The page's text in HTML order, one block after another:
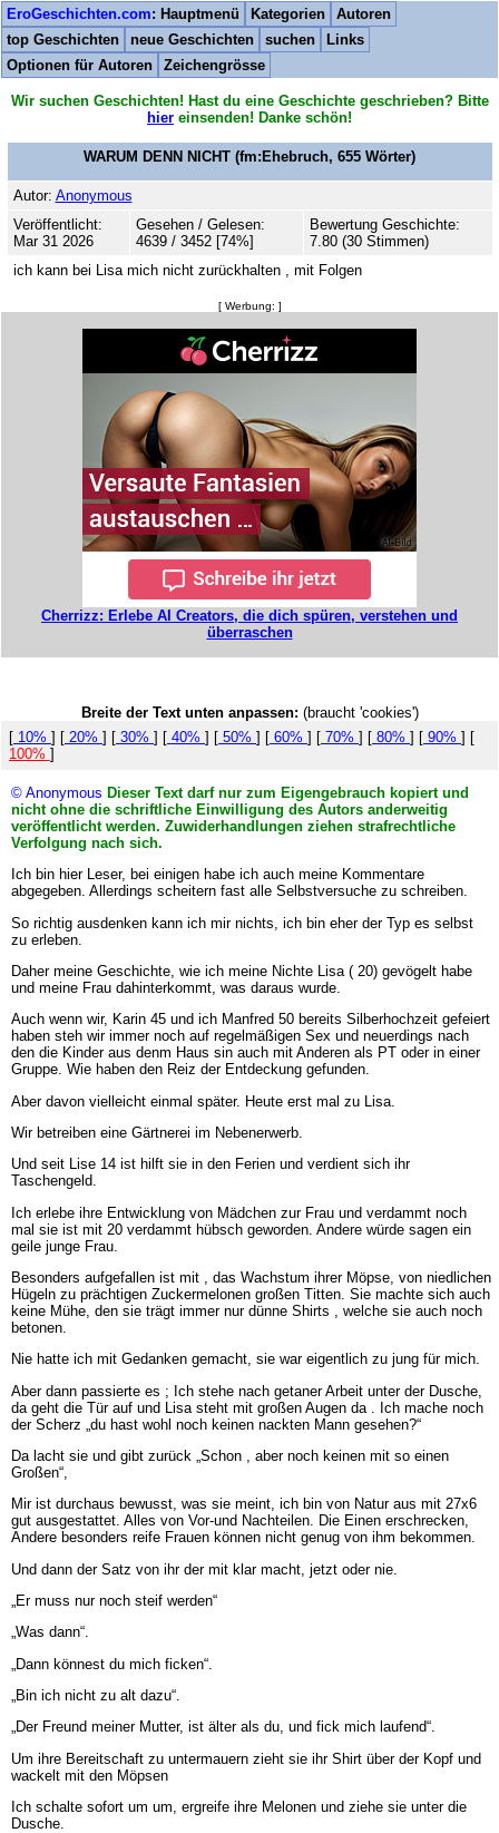
EroGeschichten.com: Hauptmenü Kategorien
Autoren
top Geschichten
neue Geschichten suchen
Links
Optionen für Autoren
Zeichengrösse
Wir suchen Geschichten! Hast du eine Geschichte geschrieben? Bitte
hier einsenden! Danke schön!
WARUM DENN NICHT (fm:Ehebruch, 655 Wörter)
Autor: Anonymous
Veröffentlicht:
Mar 31 2026
Gesehen / Gelesen:
4639 / 3452 [74%]
Bewertung Geschichte:
7.80 (30 Stimmen)
ich kann bei Lisa mich nicht zurückhalten , mit Folgen
[ Werbung: ]
Cherrizz: Erlebe AI Creators, die dich spüren, verstehen und
überraschen
Breite der Text unten anpassen: (braucht 'cookies')
[ 10% ] [ 20% ] [ 30% ] [ 40% ] [ 50% ] [ 60% ] [ 70% ] [ 80% ] [ 90% ] [
100% ]
© Anonymous Dieser Text darf nur zum Eigengebrauch kopiert und
nicht ohne die schriftliche Einwilligung des Autors anderweitig
veröffentlicht werden. Zuwiderhandlungen ziehen strafrechtliche
Verfolgung nach sich.
Ich bin hier Leser, bei einigen habe ich auch meine Kommentare
abgegeben. Allerdings scheitern fast alle Selbstversuche zu schreiben.
So richtig ausdenken kann ich mir nichts, ich bin eher der Typ es selbst
zu erleben.
Daher meine Geschichte, wie ich meine Nichte Lisa ( 20) gevögelt habe
und meine Frau dahinterkommt, was daraus wurde.
Auch wenn wir, Karin 45 und ich Manfred 50 bereits Silberhochzeit gefeiert
haben steh wir immer noch auf regelmäßigen Sex und neuerdings nach
den die Kinder aus denm Haus sin auch mit Anderen als PT oder in einer
Gruppe. Wie haben den Reiz der Entdeckung gefunden.
Aber davon vielleicht einmal später. Heute erst mal zu Lisa.
Wir betreiben eine Gärtnerei im Nebenerwerb.
Und seit Lise 14 ist hilft sie in den Ferien und verdient sich ihr
Taschengeld.
Ich erlebe ihre Entwicklung von Mädchen zur Frau und verdammt noch
mal sie ist mit 20 verdammt hübsch geworden. Andere würde sagen ein
geile junge Frau.
Besonders aufgefallen ist mit , das Wachstum ihrer Möpse, von niedlichen
Hügeln zu prächtigen Zuckermelonen großen Titten. Sie machte sich auch
keine Mühe, den sie trägt immer nur dünne Shirts , welche sie auch noch
betonen.
Nie hatte ich mit Gedanken gemacht, sie war eigentlich zu jung für mich.
Aber dann passierte es ; Ich stehe nach getaner Arbeit unter der Dusche,
da geht die Tür auf und Lisa steht mit großen Augen da . Ich mache noch
der Scherz „du hast wohl noch keinen nackten Mann gesehen?“
Da lacht sie und gibt zurück „Schon , aber noch keinen mit so einen
Großen“,
Mir ist durchaus bewusst, was sie meint, ich bin von Natur aus mit 27x6
gut ausgestattet. Alles von Vor-und Nachteilen. Die Einen erschrecken,
Andere besonders reife Frauen können nicht genug von ihm bekommen.
Und dann der Satz von ihr der mit klar macht, jetzt oder nie.
„Er muss nur noch steif werden“
„Was dann“.
„Dann könnest du mich ficken“.
„Bin ich nicht zu alt dazu“.
„Der Freund meiner Mutter, ist älter als du, und fick mich laufend“.
Um ihre Bereitschaft zu untermauern zieht sie ihr Shirt über der Kopf und
wackelt mit den Möpsen
Ich schalte sofort um um, ergreife ihre Melonen und ziehe sie unter die
Dusche.